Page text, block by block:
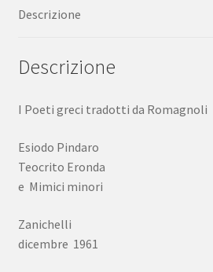
Eronda
quantità
Descrizione
Descrizione
I Poeti greci tradotti da Romagnoli
Esiodo Pindaro
Teocrito Eronda
e Mimici minori
Zanichelli
dicembre 1961